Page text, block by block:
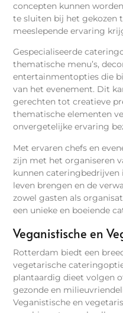
concepten kunnen
te sluiten bij het gekozen
meeslepende ervaring
Gespecialiseerde
thematische menu’s,
entertainmentopties die
van het evenement. Dit
gerechten tot creatieve
thematische elementen
onvergetelijke ervaring
Met ervaren chefs en
zijn met het organiseren
kunnen
leven brengen en de
zowel gasten als
een unieke en boeiende
Veganistische en
Rotterdam biedt een
vegetarische
plantaardig dieet volgen
gezonde en
Veganistische en